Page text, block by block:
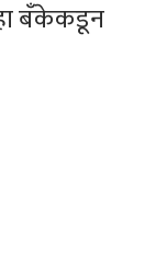
बँकेकडून